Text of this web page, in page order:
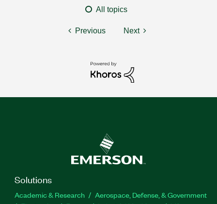
All topics
Previous Next
Solutions
Academic & Research
Aerospace, Defense, & Government